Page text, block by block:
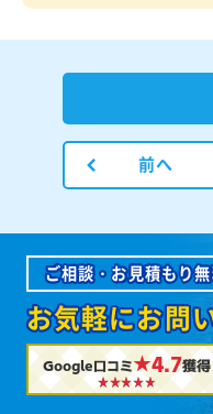
前へ
ご相談・お見積もり
お気軽にお問
Google口コミ★4.7獲得